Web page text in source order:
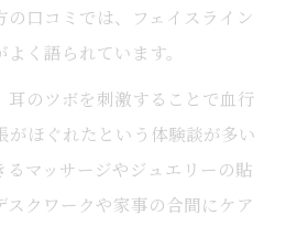
口コミでは、フェイスライン
く語られています。
耳のツボを刺激することで血行
がほぐれたという体験談が多い
マッサージやジュエリーの貼
スクワークや家事の合間にケア